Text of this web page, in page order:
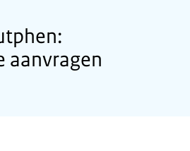
aanvragen